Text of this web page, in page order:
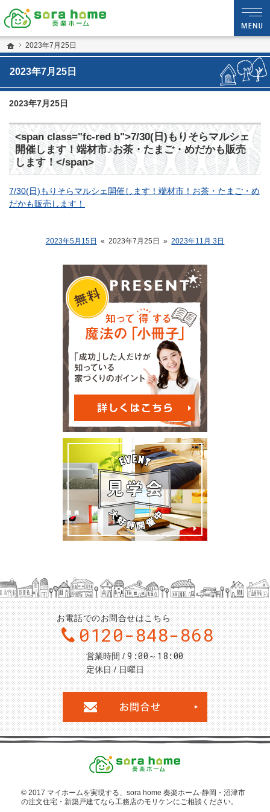
ホーム
2023年7月25日
2023年7月25日
静岡・沼津市の新築・注文住宅・新築戸建てなら夢を現実にする工務店のsora
sora home 奏楽ホーム‐静岡・沼津市の新築・注文住宅・新築戸建てなら工務店の
2023年7月25日
<span class="fc-red b">7/30(日)もりそらマルシェ
開催します！端材市♪お茶・たまご・めだかも販売
します！</span>
7/30(日)もりそらマルシェ開催します！端材市！お茶・たまご・め
だかも販売します！
2023年5月15日 « 2023年7月25日 » 2023年11月 3日
お電話でのお問合せはこちら
0120-848-868
営業時間 9:00～18:00
定休日 日曜日
お問合せ・ご
© 2017 マイホームを実現する、sora home 奏楽ホーム‐静岡・沼津市
の注文住宅・新築戸建てなら工務店のモリケンにご相談ください。